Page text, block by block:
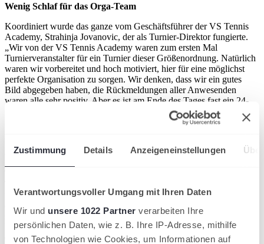
Zustimmung Details Anzeigeneinstellungen
Verantwortungsvoller Umgang mit Ihren Daten
Wir und unsere 1022 Partner verarbeiten Ihre
persönlichen Daten, wie z. B. Ihre IP-Adresse, mithilfe
von Technologien wie Cookies, um Informationen auf
Wenig Schlaf für das Orga-Team
Koordiniert wurde das ganze vom Geschäftsführer der VS Tennis
Academy, Strahinja Jovanovic, der als Turnier-Direktor fungierte.
„Wir von der VS Tennis Academy waren zum ersten Mal
Turnierveranstalter für ein Turnier dieser Größenordnung. Natürlich
waren wir vorbereitet und hoch motiviert, hier für eine möglichst
perfekte Organisation zu sorgen. Wir denken, dass wir ein gutes
Bild abgegeben haben, die Rückmeldungen aller Anwesenden
waren alle sehr positiv. Aber es ist am Ende des Tages fast ein 24-
Stunden Job mit wenig Schlaf“, so Jovanovic mit einem
anging, so war der ITF -Oberschiedsrichter Thorsten Thiele aus
und zu welchen Zeiten die Spieler ihre Matches hatten. Auch der
erfahrene ITF-Supervisor Thiele zog ein erfreuliches Fazit und wagt
sogar einen Ausblick: „In der letzten Woche wurde das erste Mal in
Villingen ein J200 mit insgesamt 90 Teilnehmern und 126 Matches
durchgeführt. Die Organisation hat hervorragend funktioniert. Die